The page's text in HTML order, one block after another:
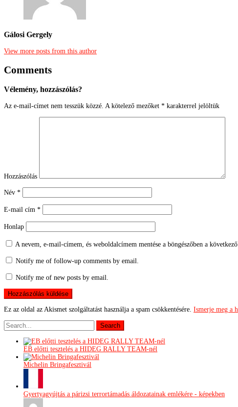
Gálosi Gergely
View more posts from this author
Comments
Vélemény, hozzászólás?
Az e-mail-címet nem tesszük közzé. A kötelező mezőket * karakterrel jelöltük
Hozzászólás
Név *
E-mail cím *
Honlap
A nevem, e-mail-címem, és weboldalcímem mentése a böngészőben a
Notify me of follow-up comments by email.
Notify me of new posts by email.
Ez az oldal az Akismet szolgáltatást használja a spam csökkentésére. Ismerje meg a
EB előtti tesztelés a HIDEG RALLY TEAM-nél
Michelin Bringafesztivál
Gyertyagyújtás a párizsi terrortámadás áldozatainak emlékére - képekben